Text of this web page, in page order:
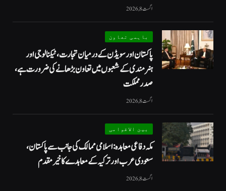
اگست 8, 2026
باہمی تعاون
پاکستان اور سویڈن کے درمیان تجارت، ٹیکنالوجی اور
ہنرمندی کے شعبوں میں تعاون بڑھانے کی ضرورت ہے،
صدر مملکت
اگست 8, 2026
بین الاقوامی
مکہ دفاعی معاہدہ: اسلامی ممالک کی جانب سے پاکستان،
سعودی عرب اور ترکیہ کے معاہدے کا خیرمقدم
اگست 8, 2026